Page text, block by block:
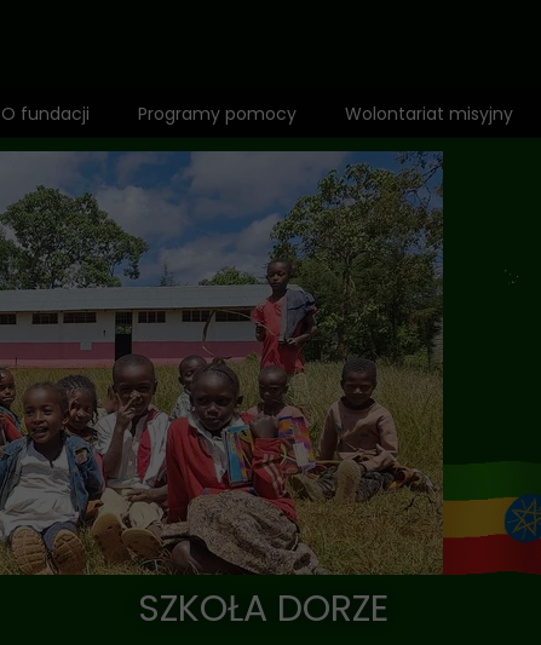
SZKOŁA DORZE
O fundacji
Zespół
Mapa działalności
Wyróżnienia
Rekomendacje
Anioł Dzieci Afryki
Standardy ochrony małoletnich
Polityka prywatności
Programy pomocy
1,5% dla Dzieci Afryki
Fundusz misyjny
Adopcja Serca
Bilet do Świata
Edukacja
Zdrowie i profilaktyka
Opieka i dożywianie
Pomoc niepełnosprawnym
Fundusz ks. Lemieszko
Wolontariat misyjny